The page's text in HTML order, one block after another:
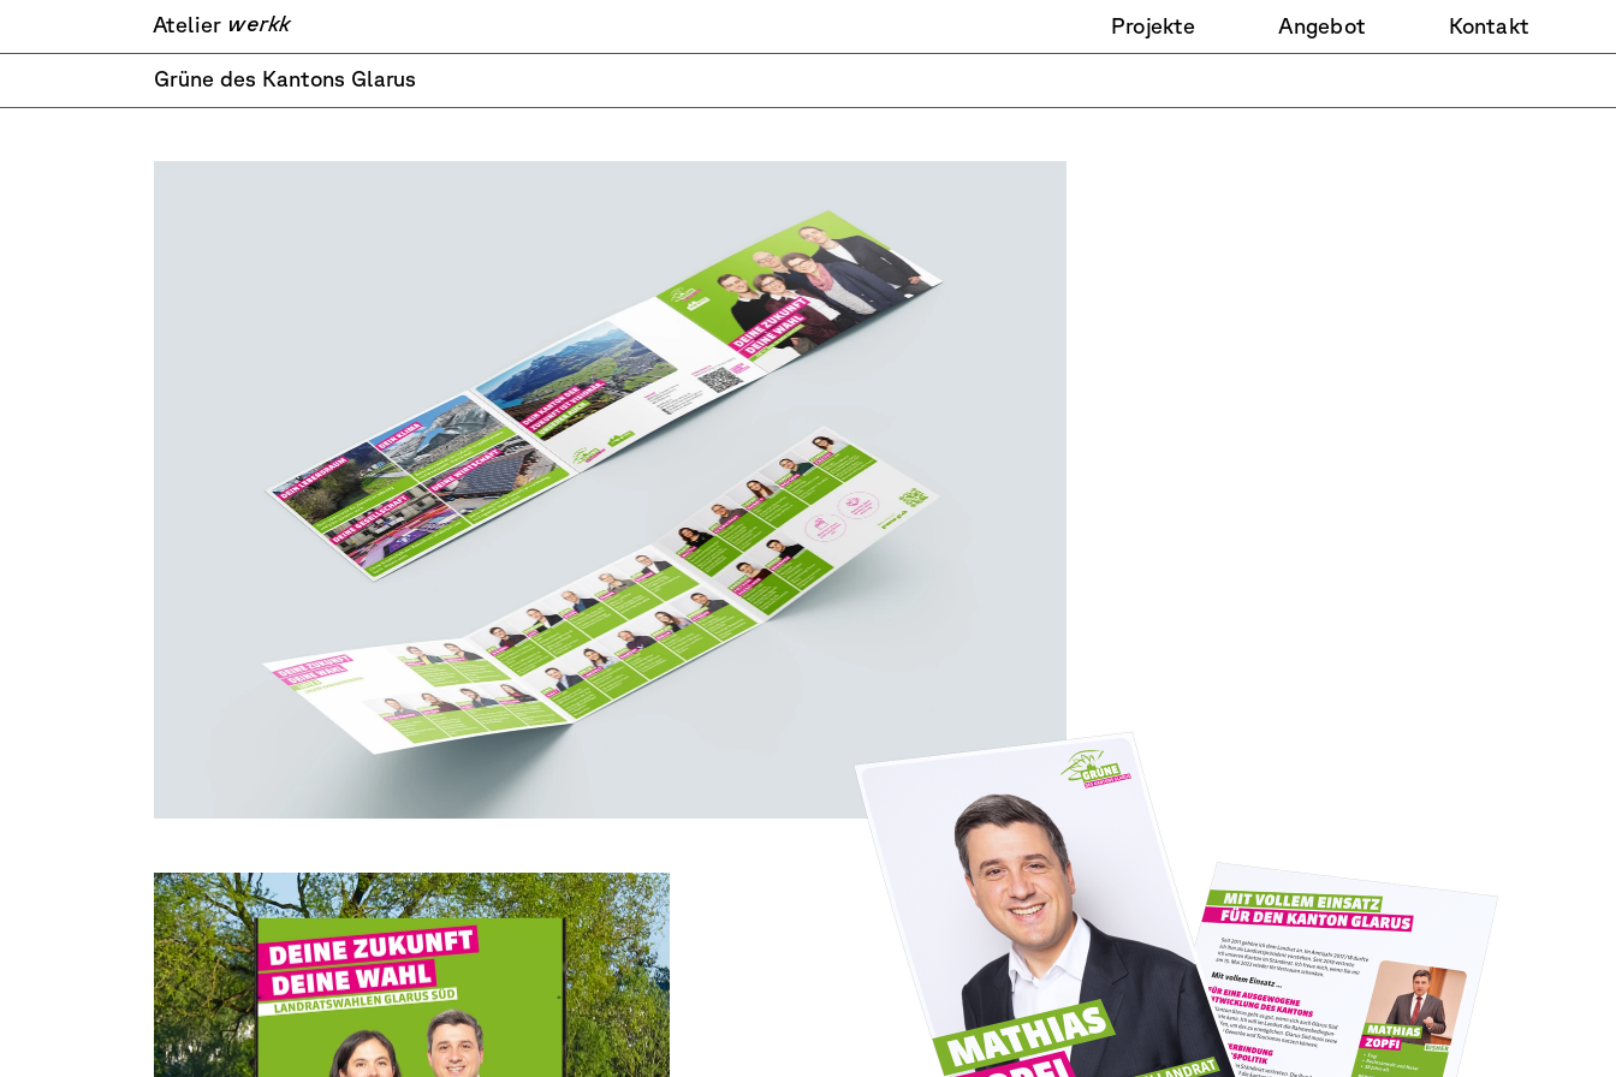
Grüne des Kantons Glarus
Atelier Projekte Angebot Kontakt
werkk